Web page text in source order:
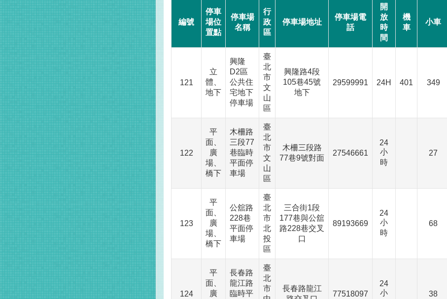
編號
停車
場位
置點
停車場
名稱
行
政
區
停車場地址
停車場電
話
開
放
時
間
機
車
小車
121
立
體、
地下
興隆
D2區
公共住
宅地下
停車場
臺
北
市
文
山
區
興隆路4段
105巷45號
地下
29599991 24H 401 349
122
平
面、
廣
場、
橋下
木柵路
三段77
巷臨時
平面停
車場
臺
北
市
文
山
區
木柵三段路
77巷9號對面
27546661
24
小
時
27
123
平
面、
廣
場、
橋下
公舘路
228巷
平面停
車場
臺
北
市
北
投
區
三合街1段
177巷與公舘
路228巷交叉
口
89193669
24
小
時
68
124
平
面、
廣
長春路
龍江路
臨時平
臺
北
市
長春路龍江
77518097
24
小
38